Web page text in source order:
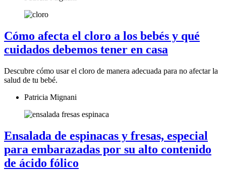
Cómo afecta el cloro a los bebés y qué
cuidados debemos tener en casa
Descubre cómo usar el cloro de manera adecuada para no afectar la
salud de tu bebé.
Patricia Mignani
Ensalada de espinacas y fresas, especial
para embarazadas por su alto contenido
de ácido fólico